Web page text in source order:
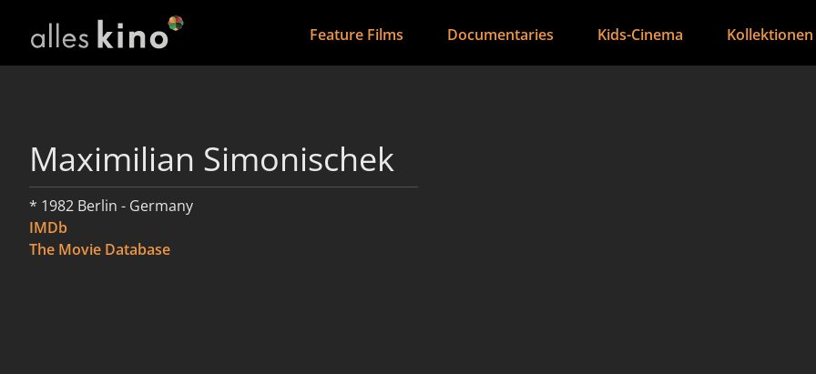
Feature Films Documentaries Kids-Cinema Kollektionen
Maximilian Simonischek
* 1982 Berlin - Germany
IMDb
The Movie Database